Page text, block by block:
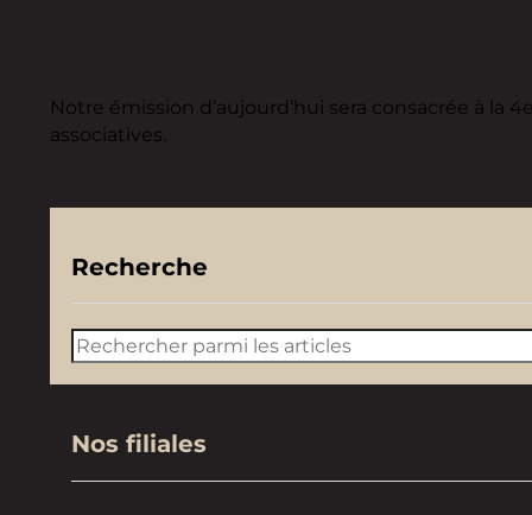
Notre émission d’aujourd’hui sera consacrée à la
associatives.
Recherche
Rechercher
Nos filiales